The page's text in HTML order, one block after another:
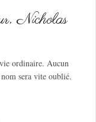
Nicholas
ordinaire. Aucun
sera vite oublié.